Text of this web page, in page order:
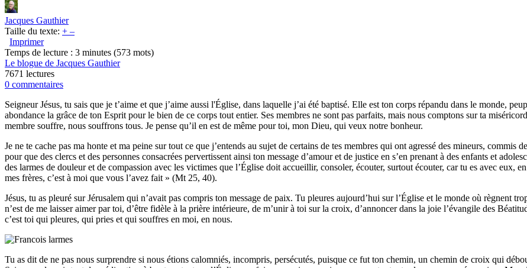
Jacques Gauthier
Taille du texte: + –
Imprimer
Temps de lecture : 3 minutes (573 mots)
Le blogue de Jacques Gauthier
7671 lectures
0 commentaires
Seigneur Jésus, tu sais que je t’aime et que j’aime aussi l'Église, dans laquelle j’ai été baptisé. Elle est ton corps répandu dans le monde,
abondance la grâce de ton Esprit pour le bien de ce corps tout entier. Ses membres ne sont pas parfaits, mais nous comptons sur ta
membre souffre, nous souffrons tous. Je pense qu’il en est de même pour toi, mon Dieu, qui veux notre bonheur.
Je ne te cache pas ma honte et ma peine sur tout ce que j’entends au sujet de certains de tes membres qui ont agressé des mineurs,
pour que des clercs et des personnes consacrées pervertissent ainsi ton message d’amour et de justice en s’en prenant à des enfants et
des larmes de douleur et de compassion avec les victimes que l’Église doit accueillir, consoler, écouter, surtout écouter, car tu es avec eux,
mes frères, c’est à moi que vous l’avez fait » (Mt 25, 40).
Jésus, tu as pleuré sur Jérusalem qui n’avait pas compris ton message de paix. Tu pleures aujourd’hui sur l’Église et le monde où règnent
n’est de me laisser aimer par toi, d’être fidèle à la prière intérieure, de m’unir à toi sur la croix, d’annoncer dans la joie l’évangile des
c’est toi qui pleures, qui pries et qui souffres en moi, en nous.
Tu as dit de ne pas nous surprendre si nous étions calomniés, incompris, persécutés, puisque ce fut ton chemin, un chemin de croix qui